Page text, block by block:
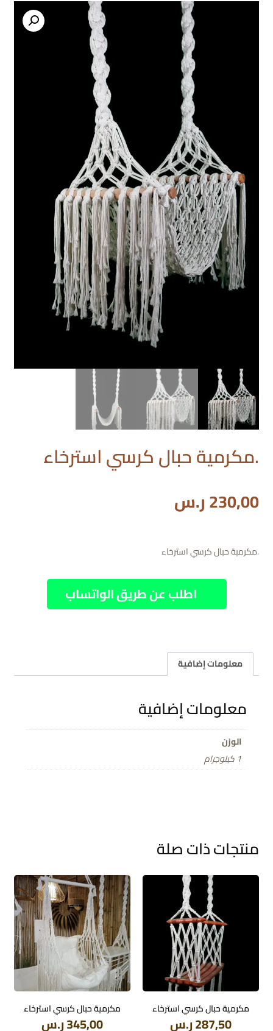
.مكرمية حبال كرسي استرخاء
230,00ر.س
.مكرمية حبال كرسي استرخاء
اطلب عن طريق الواتساب
معلومات إضافية
معلومات إضافية
الوزن
1 كيلوجرام
منتجات ذات صلة
مكرمية حبال كرسي استرخاء
287,50ر.س
مكرمية حبال كرسي استرخاء
345,00ر.س